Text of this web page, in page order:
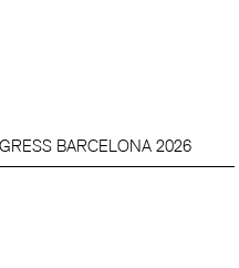
BARCELONA 2026